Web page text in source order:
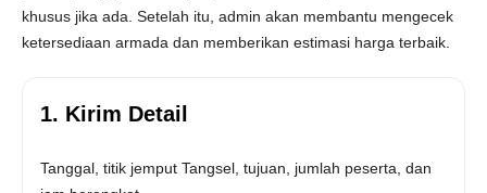
khusus jika ada. Setelah itu, admin akan membantu mengecek
ketersediaan armada dan memberikan estimasi harga terbaik.
1. Kirim Detail
Tanggal, titik jemput Tangsel, tujuan, jumlah peserta, dan